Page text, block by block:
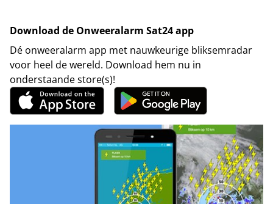
Download de Onweeralarm Sat24 app
Dé onweeralarm app met nauwkeurige bliksemradar
voor heel de wereld. Download hem nu in
onderstaande store(s)!